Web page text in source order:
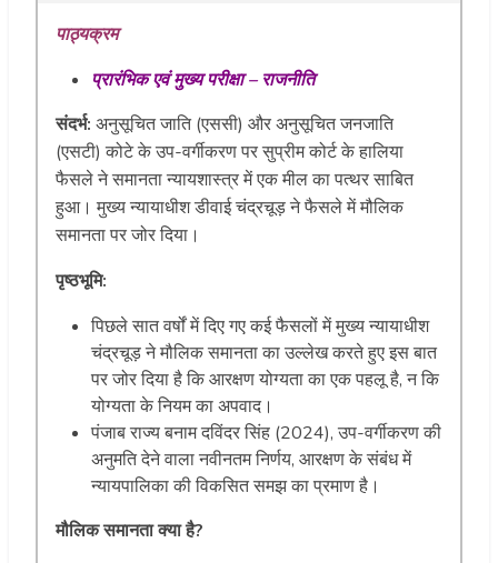
पाठ्यक्रम
प्रारंभिक एवं मुख्य परीक्षा–राजनीति
संदर्भ: अनुसूचित जाति (एससी) और अनुसूचित जनजाति
(एसटी) कोटे के उप-वर्गीकरण पर सुप्रीम कोर्ट के हालिया
फैसले ने समानता न्यायशास्त्र में एक मील का पत्थर साबित
हुआ। मुख्य न्यायाधीश डीवाई चंद्रचूड़ ने फैसले में मौलिक
समानता पर जोर दिया।
पृष्ठभूमि:
पिछले सात वर्षों में दिए गए कई फैसलों में मुख्य न्यायाधीश
चंद्रचूड़ ने मौलिक समानता का उल्लेख करते हुए इस बात
पर जोर दिया है कि आरक्षण योग्यता का एक पहलू है, न कि
योग्यता के नियम का अपवाद।
पंजाब राज्य बनाम दविंदर सिंह (2024), उप-वर्गीकरण की
अनुमति देने वाला नवीनतम निर्णय, आरक्षण के संबंध में
न्यायपालिका की विकसित समझ का प्रमाण है।
मौलिकसमानताक्याहै?